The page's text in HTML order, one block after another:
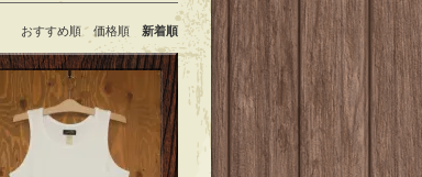
おすすめ順 価格順 新着順